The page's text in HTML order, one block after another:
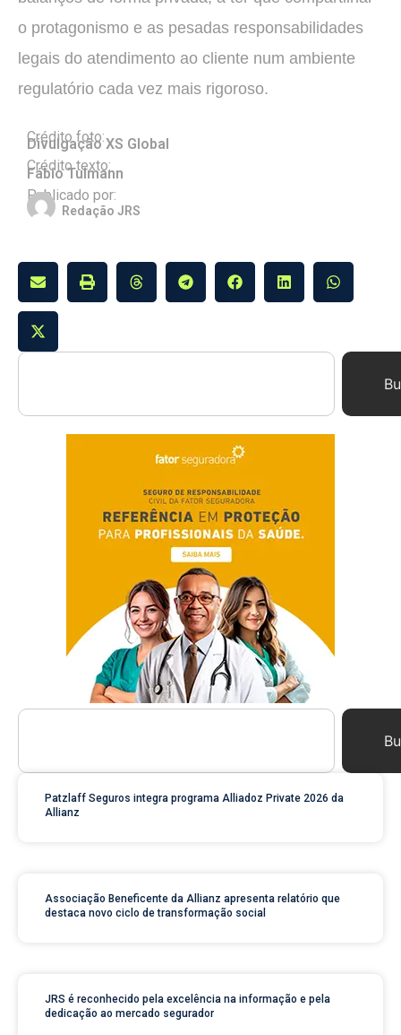
o protagonismo e as pesadas responsabilidades
legais do atendimento ao cliente num ambiente
regulatório cada vez mais rigoroso.
Crédito foto:
Divulgação XS Global
Crédito texto:
Fábio Tulmann
Publicado por:
Redação JRS
Patzlaff Seguros integra programa Alliadoz Private 2026 da
Allianz
Associação Beneficente da Allianz apresenta relatório que
destaca novo ciclo de transformação social
JRS é reconhecido pela excelência na informação e pela
dedicação ao mercado segurador